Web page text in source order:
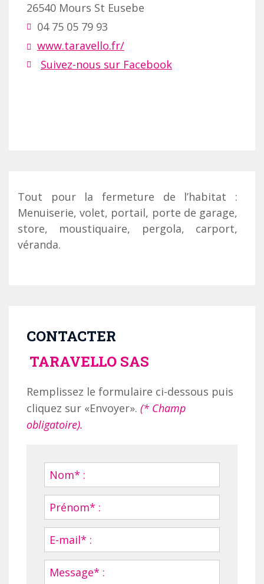
26540 Mours St Eusebe
04 75 05 79 93
www.taravello.fr/
Suivez-nous sur Facebook
Tout pour la fermeture de l’habitat :
Menuiserie, volet, portail, porte de garage,
store, moustiquaire, pergola, carport,
véranda.
CONTACTER
TARAVELLO SAS
Remplissez le formulaire ci-dessous puis
cliquez sur «Envoyer». (* Champ
obligatoire).